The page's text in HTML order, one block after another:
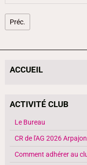
Préc.
ACCUEIL
ACTIVITÉ CLUB
Le Bureau
CR de l'AG 2026
Comment adhérer au